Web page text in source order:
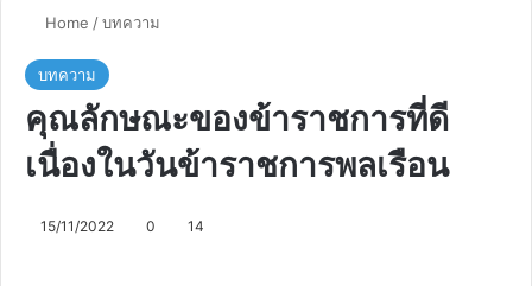
Home /บทความ
บทความ
คุณลักษณะของข้าราชการที่ดี
เนื่องในวันข้าราชการพลเรือน
15/11/2022 0 14